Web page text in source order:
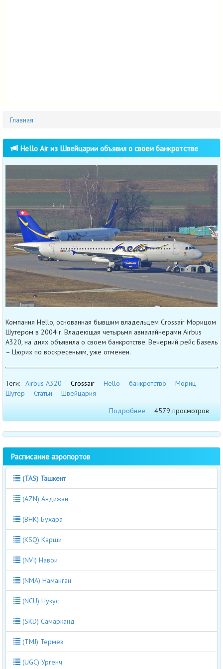
Главная
Hello Air из Швейцарии объявил о своем банкротстве
Компания Hello, основанная бывшим владельцем Crossair Морицом
Шутером в 2004 г. Владеющая четырьмя авиалайнерами Airbus
A320, на днях объявила о своем банкротстве. Вечерний рейс Базель
– Цюрих по воскресеньям, уже отменен.
Теги: Airbus A320 Crossair Hello банкротство
Мориц
Шутер
Статьи
Швейцария
Подробнее
4579 просмотров
Расписание аэропортов
(TAS) Ташкент
(AZN) Андижан
(BHK) Бухара
(KSQ) Карши
(NVI) Навои
(NMA) Наманган
(NCU) Нукус
(SKD) Самарканд
(TMJ) Термез
(UGC) Ургенч